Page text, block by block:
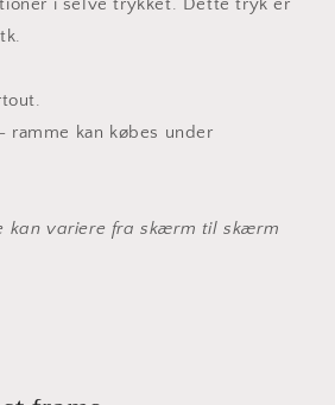
ramme kan købes under
kan variere fra skærm til skærm